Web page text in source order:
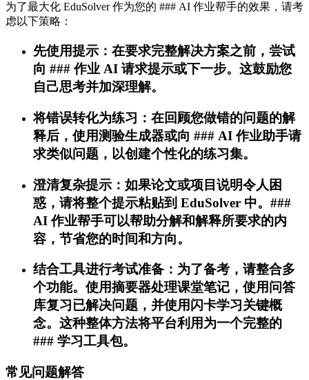
为了最大化 EduSolver 作为您的 ### AI 作业帮手的效果，请考
虑以下策略：
先使用提示：在要求完整解决方案之前，尝试
向 ### 作业 AI 请求提示或下一步。这鼓励您
自己思考并加深理解。
将错误转化为练习：在回顾您做错的问题的解
释后，使用测验生成器或向 ### AI 作业助手请
求类似问题，以创建个性化的练习集。
澄清复杂提示：如果论文或项目说明令人困
惑，请将整个提示粘贴到 EduSolver 中。###
AI 作业帮手可以帮助分解和解释所要求的内
容，节省您的时间和方向。
结合工具进行考试准备：为了备考，请整合多
个功能。使用摘要器处理课堂笔记，使用问答
库复习已解决问题，并使用闪卡学习关键概
念。这种整体方法将平台利用为一个完整的
### 学习工具包。
常见问题解答